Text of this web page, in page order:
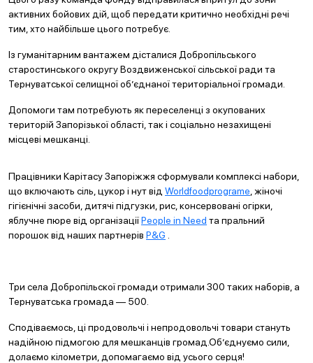
активних бойових дій, щоб передати критично необхідні речі
тим, хто найбільше цього потребує.
Із гуманітарним вантажем дісталися Добропільського
старостинського округу Воздвиженської сільської ради та
Тернуватської селищної об’єднаної територіальної громади.
Допомоги там потребують як переселенці з окупованих
територій Запорізької області, так і соціально незахищені
місцеві мешканці.
Працівники Карітасу Запоріжжя сформували комплексі набори,
що включають сіль, цукор і нут від Worldfoodprograme , жіночі
гігієнічні засоби, дитячі підгузки, рис, консервовані огірки,
яблучне пюре від організаціїPeople in Need та пральний
порошок від наших партнерів P&G
Три села Добропільскої громади отримали 300 таких наборів, а
Тернуватська громада — 500.
Сподіваємось, ці продовольчі і непродовольчі товари стануть
надійною підмогою для мешканців громад.Об’єднуємо сили,
долаємо кілометри, допомагаємо від усього серця!